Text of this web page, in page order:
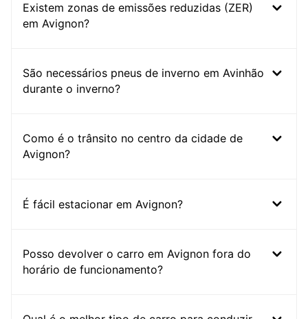
Existem zonas de emissões reduzidas (ZER)
em Avignon?
São necessários pneus de inverno em Avinhão
durante o inverno?
Como é o trânsito no centro da cidade de
Avignon?
É fácil estacionar em Avignon?
Posso devolver o carro em Avignon fora do
horário de funcionamento?